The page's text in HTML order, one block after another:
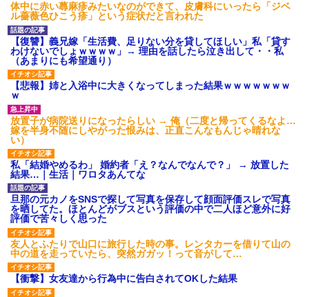
体中に赤い蕁麻疹みたいなのができて、皮膚科にいったら「ジベ
ル薔薇色ひこう疹」という症状だと言われた
【復讐】義兄嫁「生活費、足りない分を貸してほしい」私「貸す
わけないでしょｗｗｗｗ」→ 理由を話したら泣き出して・・私
（あまりにも希望通り）
【悲報】姉と入浴中に大きくなってしまった結果ｗｗｗｗｗｗｗ
ｗ
放置子が病院送りになったらしい → 俺（二度と帰ってくるなよ…
嫁を半身不随にしやがった恨みは、正直こんなもんじゃ晴れな
い）
私「結婚やめるわ」 婚約者「え？なんでなんで？」 → 放置した
結果…｜生活｜ワロタあんてな
旦那の元カノをSNSで探して写真を保存して顔面評価スレで写真
を晒してた。ほとんどがブスという評価の中で二人ほど意外に好
評価で苦々しく思った
友人とふたりで山口に旅行した時の事。レンタカーを借りて山の
中の道を走っていたら、突然ガガッ！って音がして…
【衝撃】女友達から行為中に告白されてOKした結果